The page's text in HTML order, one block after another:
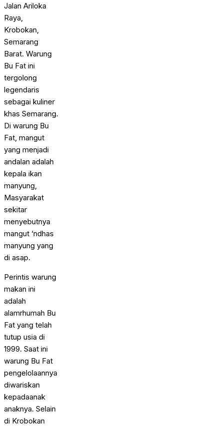
Jalan Ariloka
Raya,
Krobokan,
Semarang
Barat. Warung
Bu Fat ini
tergolong
legendaris
sebagai kuliner
khas Semarang.
Di warung Bu
Fat, mangut
yang menjadi
andalan adalah
kepala ikan
manyung,
Masyarakat
sekitar
menyebutnya
mangut ‘ndhas
manyung yang
di asap.
Perintis warung
makan ini
adalah
alamrhumah Bu
Fat yang telah
tutup usia di
1999. Saat ini
warung Bu Fat
pengelolaannya
diwariskan
kepadaanak
anaknya. Selain
di Krobokan